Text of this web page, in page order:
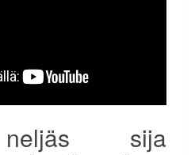
sija